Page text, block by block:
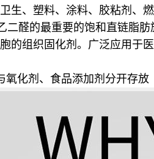
生、塑料、涂料、胶粘剂、
醛的最重要的饱和直链脂肪
的组织固化剂。广泛应用于
氧化剂、食品添加剂分开存放